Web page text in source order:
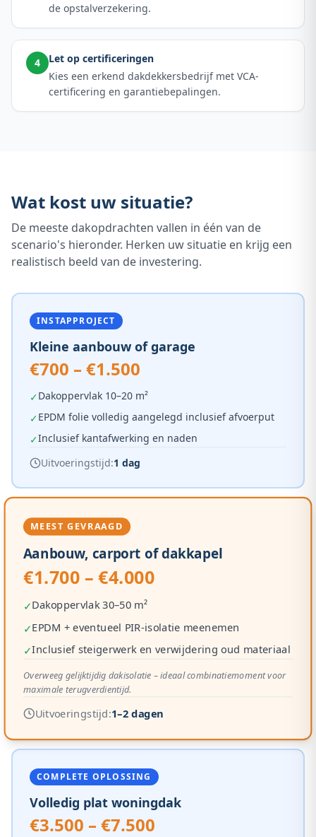
de opstalverzekering.
4
Let op certificeringen
Kies een erkend dakdekkersbedrijf met VCA-
certificering en garantiebepalingen.
Wat kost uw situatie?
De meeste dakopdrachten vallen in één van de
scenario's hieronder. Herken uw situatie en krijg een
realistisch beeld van de investering.
INSTAPPROJECT
Kleine aanbouw of garage
€700 – €1.500
✓Dakoppervlak 10–20 m²
✓EPDM folie volledig aangelegd inclusief afvoerput
✓Inclusief kantafwerking en naden
Uitvoeringstijd:1 dag
MEEST GEVRAAGD
Aanbouw, carport of dakkapel
€1.700 – €4.000
✓Dakoppervlak 30–50 m²
✓EPDM + eventueel PIR-isolatie meenemen
✓Inclusief steigerwerk en verwijdering oud materiaal
Overweeg gelijktijdig dakisolatie – ideaal combinatiemoment voor
maximale terugverdientijd.
Uitvoeringstijd:1–2 dagen
COMPLETE OPLOSSING
Volledig plat woningdak
€3.500 – €7.500